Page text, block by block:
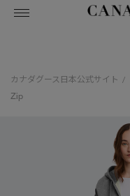
ディスカバー
アンバサダー
スプリング
新着アイテム
ベストセラー
FW26コレク
新着アイテム
ベストセラー
FW26コレク
ベビー（
キッズ（
ユース（6＋
CANADA
ウェアの下
カナダグース日本公式サイト /
Zip